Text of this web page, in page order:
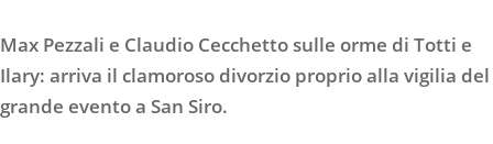
Max Pezzali e Claudio Cecchetto sulle orme di Totti e
Ilary: arriva il clamoroso divorzio proprio alla vigilia del
grande evento a San Siro.